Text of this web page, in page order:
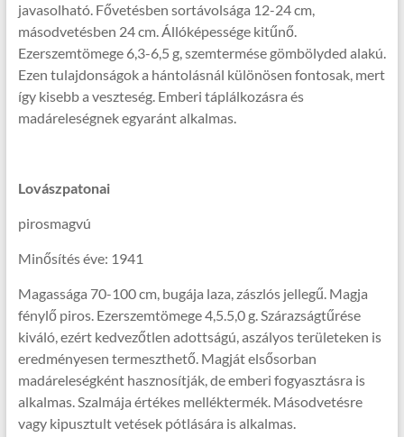
javasolható. Fővetésben sortávolsága 12-24 cm,
másodvetésben 24 cm. Állóképessége kitűnő.
Ezerszemtömege 6,3-6,5 g, szemtermése gömbölyded alakú.
Ezen tulajdonságok a hántolásnál különösen fontosak, mert
így kisebb a veszteség. Emberi táplálkozásra és
madáreleségnek egyaránt alkalmas.
Lovászpatonai
pirosmagvú
Minősítés éve: 1941
Magassága 70-100 cm, bugája laza, zászlós jellegű. Magja
fénylő piros. Ezerszemtömege 4,5.5,0 g. Szárazságtűrése
kiváló, ezért kedvezőtlen adottságú, aszályos területeken is
eredményesen termeszthető. Magját elsősorban
madáreleségként hasznosítják, de emberi fogyasztásra is
alkalmas. Szalmája értékes melléktermék. Másodvetésre
vagy kipusztult vetések pótlására is alkalmas.